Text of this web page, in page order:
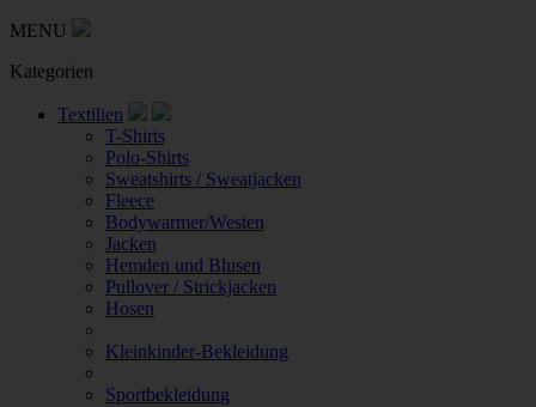
MENU
Kategorien
Textilien
T-Shirts
Polo-Shirts
Sweatshirts / Sweatjacken
Fleece
Bodywarmer/Westen
Jacken
Hemden und Blusen
Pullover / Strickjacken
Hosen
Kleinkinder-Bekleidung
Sportbekleidung